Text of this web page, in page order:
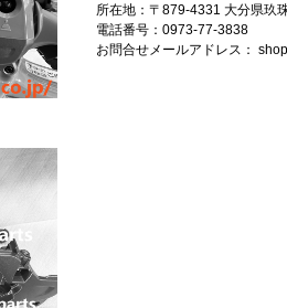
所在地：〒879-4331 大分県玖
電話番号：0973-77-3838
お問合せメールアドレス：